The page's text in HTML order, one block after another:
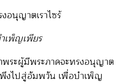
อนุญาตเราไซร้
เพ็ญเพียร
พระผู้มีพระภาคจะทรงอนุญาต
พึงไปสู่อัมพวัน เพื่อบำเพ็ญ